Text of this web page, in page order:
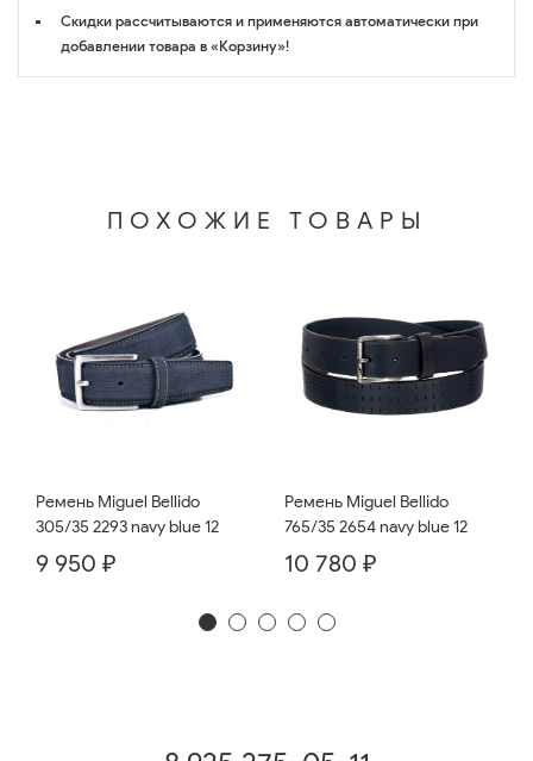
Скидки рассчитываются и применяются автоматически при
добавлении товара в «Корзину»!
ПОХОЖИЕ ТОВАРЫ
Ремень Miguel Bellido
305/35 2293 navy blue 12
9 950 ₽
Ремень Miguel Bellido
765/35 2654 navy blue 12
10 780 ₽